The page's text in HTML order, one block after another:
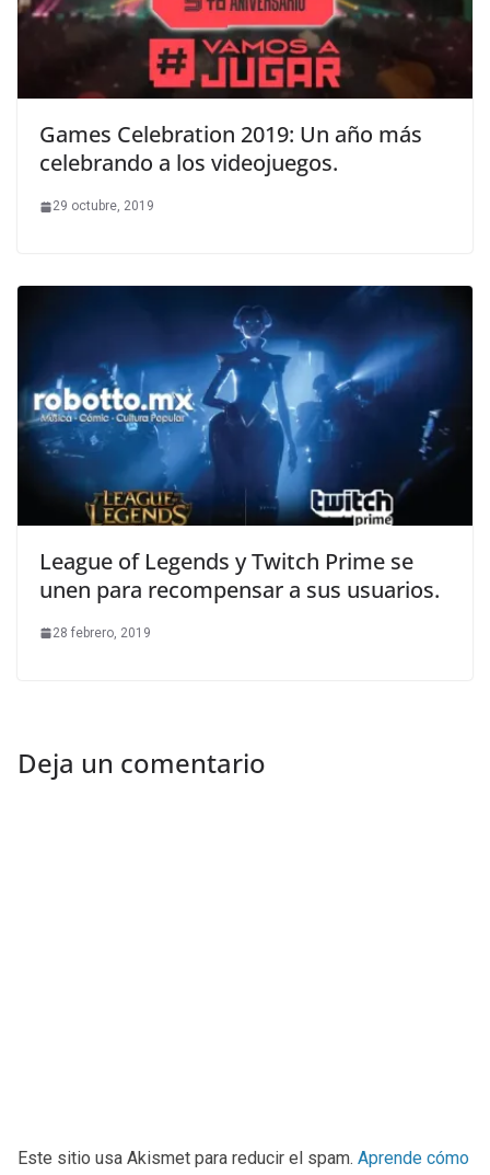
Games Celebration 2019: Un año más
celebrando a los videojuegos.
29 octubre, 2019
League of Legends y Twitch Prime se
unen para recompensar a sus usuarios.
28 febrero, 2019
Deja un comentario
Este sitio usa Akismet para reducir el spam. Aprende cómo